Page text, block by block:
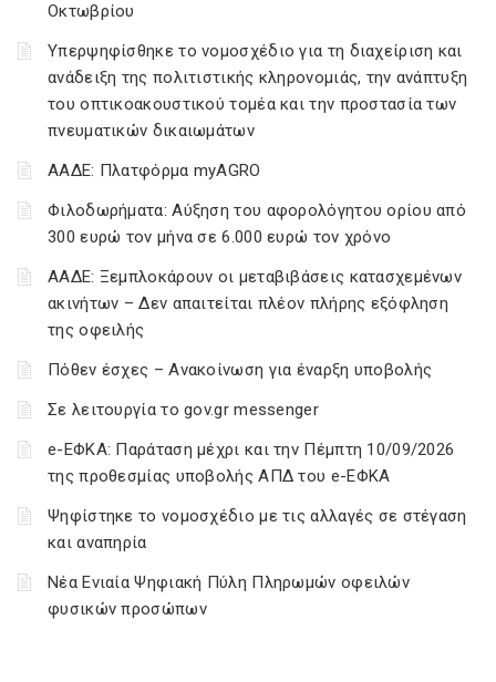
Οκτωβρίου
Υπερψηφίσθηκε το νομοσχέδιο για τη διαχείριση και
ανάδειξη της πολιτιστικής κληρονομιάς, την ανάπτυξη
του οπτικοακουστικού τομέα και την προστασία των
πνευματικών δικαιωμάτων
ΑΑΔΕ: Πλατφόρμα myAGRO
Φιλοδωρήματα: Αύξηση του αφορολόγητου ορίου από
300 ευρώ τον μήνα σε 6.000 ευρώ τον χρόνο
ΑΑΔΕ: Ξεμπλοκάρουν οι μεταβιβάσεις κατασχεμένων
ακινήτων – Δεν απαιτείται πλέον πλήρης εξόφληση
της οφειλής
Πόθεν έσχες – Ανακοίνωση για έναρξη υποβολής
Σε λειτουργία το gov.gr messenger
e-ΕΦΚΑ: Παράταση μέχρι και την Πέμπτη 10/09/2026
της προθεσμίας υποβολής ΑΠΔ του e-ΕΦΚΑ
Ψηφίστηκε το νομοσχέδιο με τις αλλαγές σε στέγαση
και αναπηρία
Νέα Ενιαία Ψηφιακή Πύλη Πληρωμών οφειλών
φυσικών προσώπων